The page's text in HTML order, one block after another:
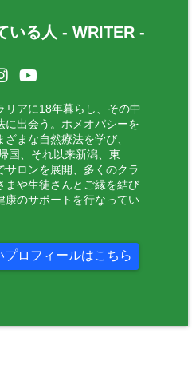
いる人 - WRITER -
リアに18年暮らし、その中
に出会う。ホメオパシーを
ざまな自然療法を学び、
国、それ以来新潟、東
サロンを展開、多くのクラ
まや生徒さんとご縁を結び
康のサポートを行なってい
プロフィールはこちら